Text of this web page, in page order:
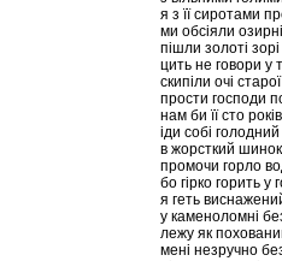
я з її сиротами
ми обсіяли
пішли золоті
цить не говори у
скипіли очі
прости господи
нам би її сто років
іди собі голодний
в жорсткий шинок
промочи горло
бо гірко горить у
я геть
у каменоломні
лежу як
мені незручно